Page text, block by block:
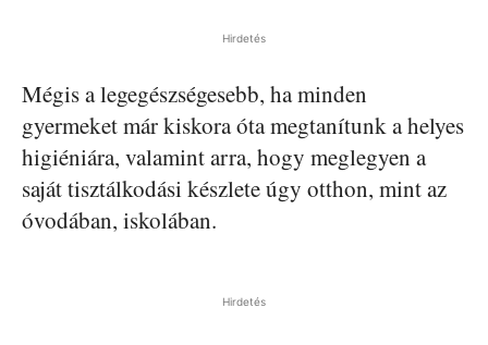
Hirdetés
Mégis a legegészségesebb, ha minden
gyermeket már kiskora óta megtanítunk a helyes
higiéniára, valamint arra, hogy meglegyen a
saját tisztálkodási készlete úgy otthon, mint az
óvodában, iskolában.
Hirdetés